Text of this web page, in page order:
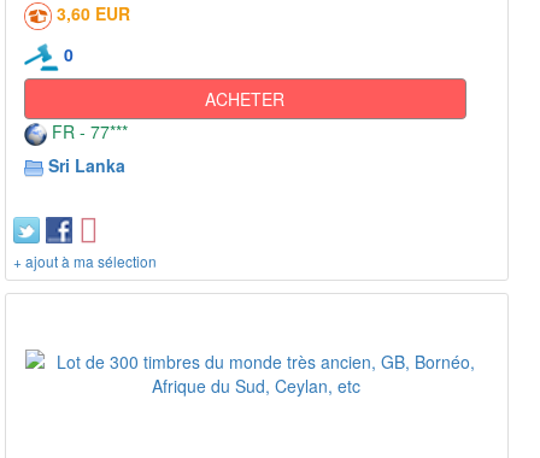
3,60 EUR
0
ACHETER
FR - 77***
Sri Lanka
+ ajout à ma sélection